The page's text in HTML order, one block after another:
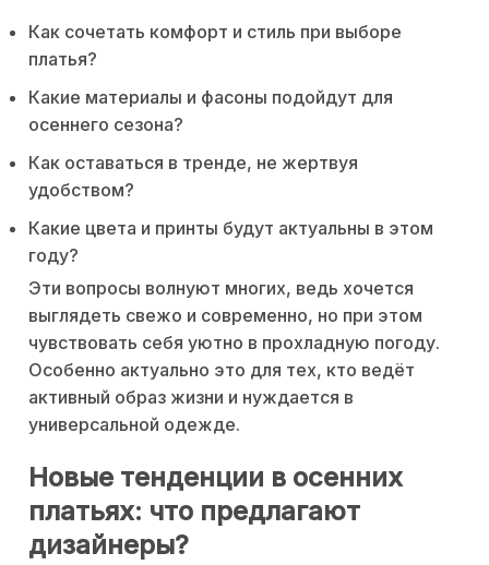
Как сочетать комфорт и стиль при выборе
платья?
Какие материалы и фасоны подойдут для
осеннего сезона?
Как оставаться в тренде, не жертвуя
удобством?
Какие цвета и принты будут актуальны в этом
году?
Эти вопросы волнуют многих, ведь хочется
выглядеть свежо и современно, но при этом
чувствовать себя уютно в прохладную погоду.
Особенно актуально это для тех, кто ведёт
активный образ жизни и нуждается в
универсальной одежде.
Новые тенденции в осенних
платьях: что предлагают
дизайнеры?